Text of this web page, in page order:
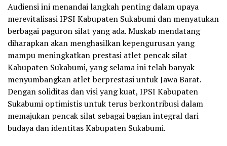
Audiensi ini menandai langkah penting dalam upaya
merevitalisasi IPSI Kabupaten Sukabumi dan menyatukan
berbagai paguron silat yang ada. Muskab mendatang
diharapkan akan menghasilkan kepengurusan yang
mampu meningkatkan prestasi atlet pencak silat
Kabupaten Sukabumi, yang selama ini telah banyak
menyumbangkan atlet berprestasi untuk Jawa Barat.
Dengan soliditas dan visi yang kuat, IPSI Kabupaten
Sukabumi optimistis untuk terus berkontribusi dalam
memajukan pencak silat sebagai bagian integral dari
budaya dan identitas Kabupaten Sukabumi.